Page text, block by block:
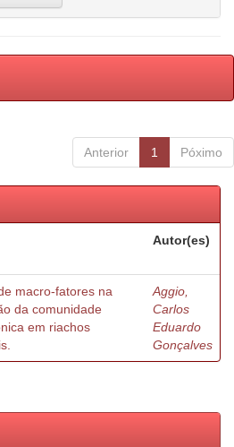
Anterior 1 Póximo
Autor(es)
macro-fatores na
da comunidade
em riachos
Aggio,
Carlos
Eduardo
Gonçalves